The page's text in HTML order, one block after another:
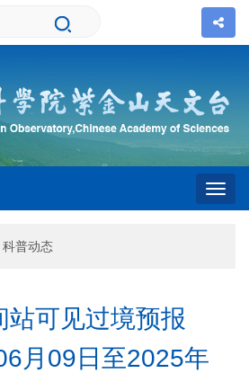
科普动态
站可见过境预报
月09日至2025年